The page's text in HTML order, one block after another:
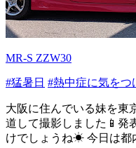
MR-S ZZW30
#猛暑日 #熱中症に気をつ
大阪に住んでいる妹を東
道して撮影しました📱発
けでしょうね☀ 今日は都